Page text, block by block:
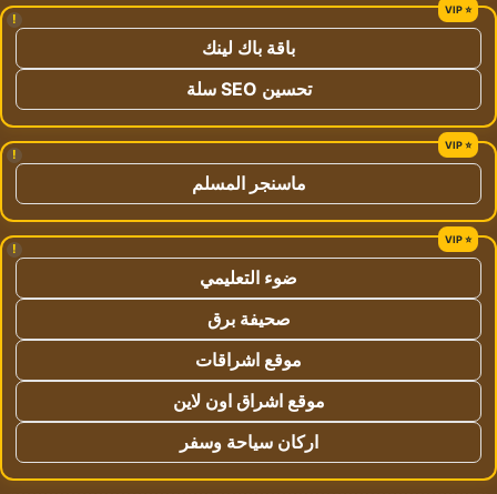
!
باقة باك لينك
تحسين SEO سلة
!
ماسنجر المسلم
!
ضوء التعليمي
صحيفة برق
موقع اشراقات
موقع اشراق اون لاين
اركان سياحة وسفر